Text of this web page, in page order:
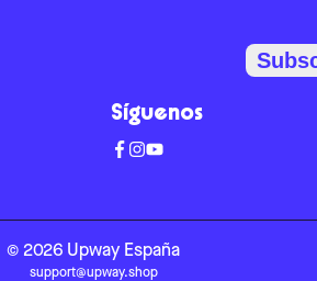
Síguenos
© 2026 Upway España
support@upway.shop